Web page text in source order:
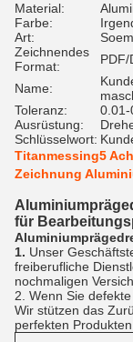
Material:
Farbe:
Art:
Soem
Zeichnendes
Format:
PDF/
Name:
Toleranz:
0.01-
Ausrüstung:
Schlüsselwort:
Titanmessing5
Zeichnung
für
1. Unser
freiberufliche
nochmaligen
2. Wenn Sie
Wir stützen das
perfekten Produkten.